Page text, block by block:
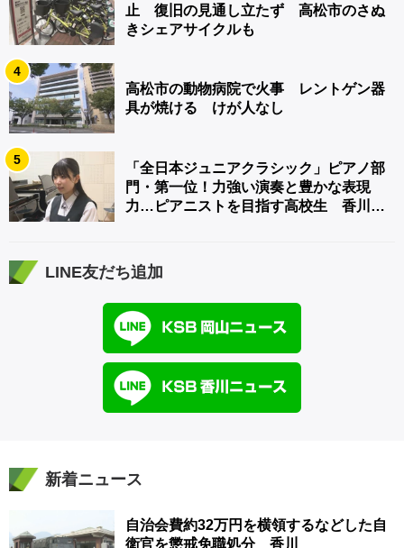
止 復旧の見通し立たず 高松市のさぬ
きシェアサイクルも
4
高松市の動物病院で火事 レントゲン器
具が焼ける けが人なし
5
「全日本ジュニアクラシック」ピアノ部
門・第一位！力強い演奏と豊かな表現
力…ピアニストを目指す高校生 香川
LINE友だち追加
新着ニュース
自治会費約32万円を横領するなどした自
衛官を懲戒免職処分 香川